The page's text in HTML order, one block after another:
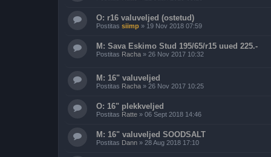
O: r16 valuveljed (ostetud)
Postitas siimp » 19 Nov 2018 07:59
M: Sava Eskimo Stud 195/65/r15 uued 225.-
Postitas Racha » 26 Nov 2017 10:32
M: 16" valuveljed
Postitas Racha » 26 Nov 2017 10:25
O: 16" plekkveljed
Postitas Ratte » 06 Sept 2018 14:46
M: 16" valuveljed SOODSALT
Postitas Dann » 28 Aug 2018 17:10